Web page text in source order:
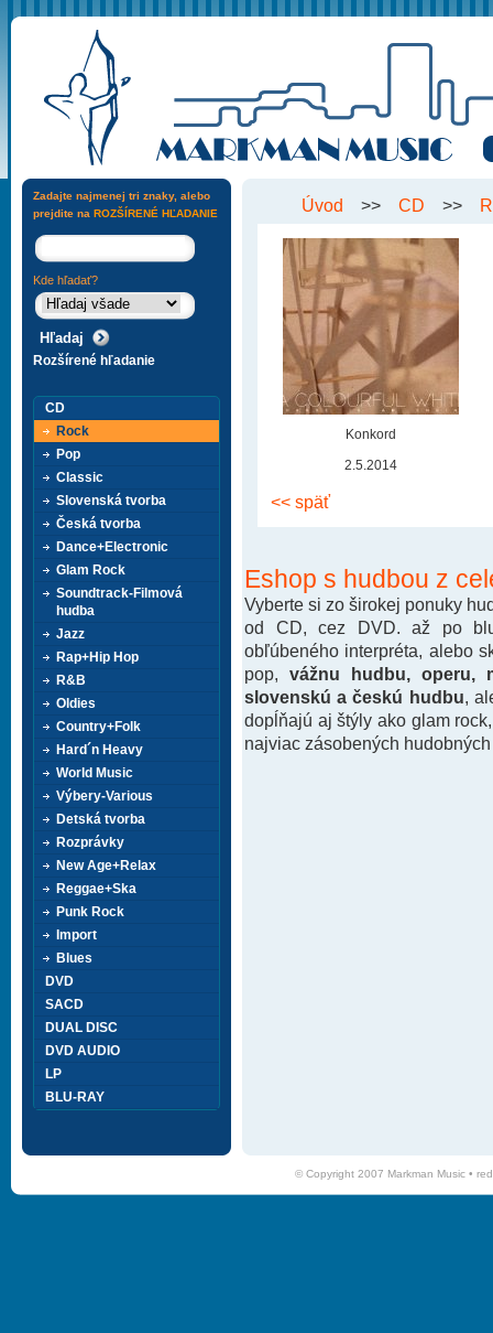
Úvod >> CD >>
Konkord
2.5.2014
<< späť
Eshop s hudbou z
Vyberte si zo širokej ponuky
od CD, cez DVD. až po
obľúbeného interpréta, alebo
pop, vážnu hudbu, operu,
slovenskú a českú hudbu ,
dopĺňajú aj štýly ako glam
najviac zásobených
Zadajte najmenej tri znaky, alebo
prejdite na ROZŠÍRENÉ HĽADANIE
Kde hľadať?
Rozšírené hľadanie
CD
Rock
Pop
Classic
Slovenská tvorba
Česká tvorba
Dance+Electronic
Glam Rock
Soundtrack-Filmová
hudba
Jazz
Rap+Hip Hop
R&B
Oldies
Country+Folk
Hard´n Heavy
World Music
Výbery-Various
Detská tvorba
Rozprávky
New Age+Relax
Reggae+Ska
Punk Rock
Import
Blues
DVD
SACD
DUAL DISC
DVD AUDIO
LP
BLU-RAY
© Copyright 2007 Markman Music •